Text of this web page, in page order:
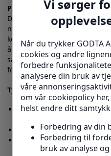
Passer spesielt for deg med
Diabetikere opplever ofte
nedsatt følelse i føttene, noe
komplikasjoner. ReflexWear®
å forbedre blodsirkulasjonen
samtidig som de holder
for sår og infeksjoner.
Typiske utfordringer disse
Kaldevonde eller matte
Uro i ben og føtter, kramper
Forbedrer
raskere ⏳